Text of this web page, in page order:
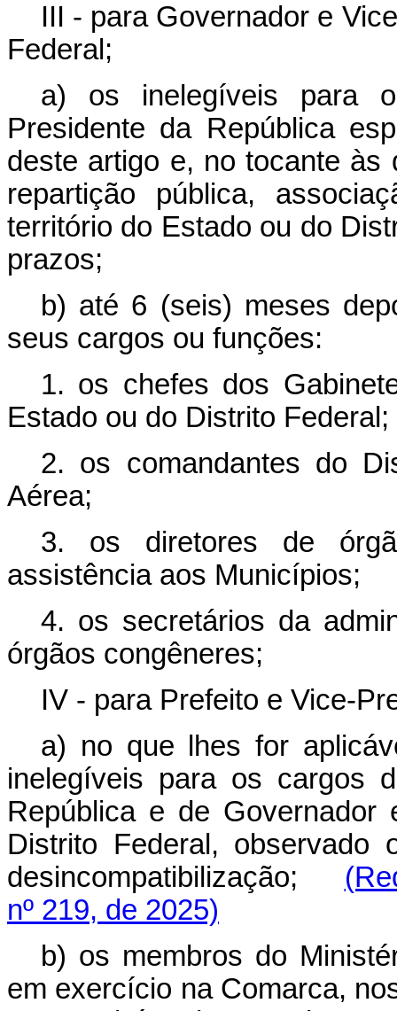
III - para Governador e
Federal;
a) os inelegíveis para
Presidente da República
deste artigo e, no tocante às
repartição pública,
território do Estado ou do
prazos;
b) até 6 (seis) meses
seus cargos ou funções:
1. os chefes dos
Estado ou do Distrito Federal;
2. os comandantes do
Aérea;
3. os diretores de
assistência aos Municípios;
4. os secretários da
órgãos congêneres;
IV - para Prefeito e Vice-
a) no que lhes for
inelegíveis para os cargos
República e de
Distrito Federal,
desincompatibilização;
nº 219, de 2025)
b) os membros do
em exercício na Comarca,